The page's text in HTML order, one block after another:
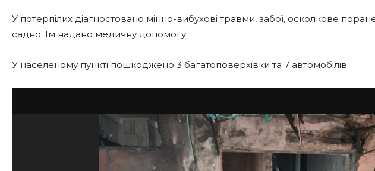
У потерпілих діагностовано мінно-вибухові травми, забої, осколкове
садно. Їм надано медичну допомогу.
У населеному пункті пошкоджено 3 багатоповерхівки та 7 автомобілів.